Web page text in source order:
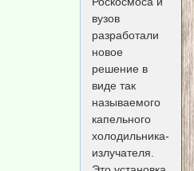
вузов
разработали
новое
решение в
виде так
называемого
капельного
холодильника-
излучателя.